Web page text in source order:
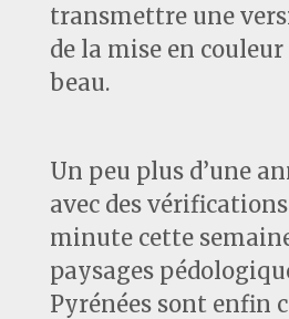
transmettre une
de la mise en couleur
beau.
Un peu plus d’une
avec des
minute cette
paysages
Pyrénées sont enfin